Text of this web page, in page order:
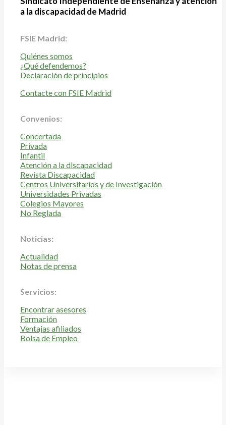
a la discapacidad de Madrid
FSIE Madrid:
Quiénes somos
¿Qué defendemos?
Declaración de principios
Contacte con FSIE Madrid
Convenios:
Concertada
Privada
Infantil
Atención a la discapacidad
Revista Discapacidad
Centros Universitarios y de Investigación
Universidades Privadas
Colegios Mayores
No Reglada
Noticias:
Actualidad
Notas de prensa
Servicios:
Encontrar asesores
Formación
Ventajas afiliados
Bolsa de Empleo